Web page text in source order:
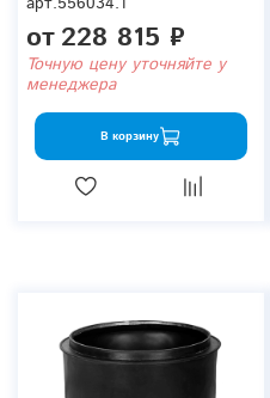
от228 815 ₽
Точную цену уточняйте у
менеджера
В корзину